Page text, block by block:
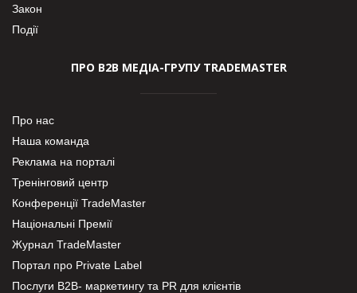
Закон
Події
ПРО В2В МЕДІА-ГРУПУ TRADEMASTER
Про нас
Наша команда
Реклама на порталі
Тренінговий центр
Конференції TradeMaster
Національні Премії
Журнал TradeMaster
Портал про Private Label
Послуги В2В- маркетингу та PR для клієнтів